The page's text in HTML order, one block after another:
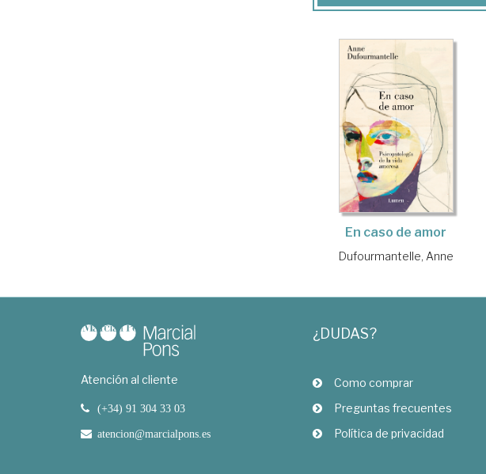
En caso de amor
Dufourmantelle, Anne
Atención al cliente
(+34) 91 304 33 03
atencion@marcialpons.es
¿DUDAS?
Como comprar
Preguntas frecuentes
Política de privacidad